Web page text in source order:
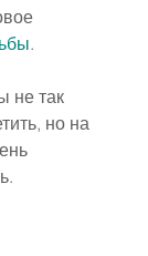
.
не так
но на